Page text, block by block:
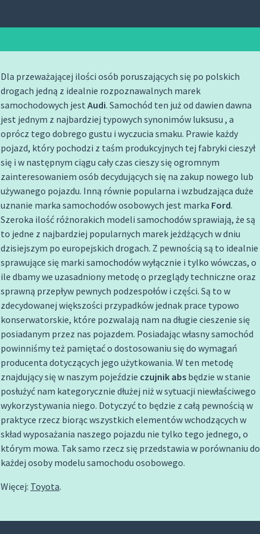
Dla przeważającej ilości osób poruszających się po polskich
drogach jedną z idealnie rozpoznawalnych marek
samochodowych jest Audi. Samochód ten już od dawien dawna
jest jednym z najbardziej typowych synonimów luksusu , a
oprócz tego dobrego gustu i wyczucia smaku. Prawie każdy
pojazd, który pochodzi z taśm produkcyjnych tej fabryki cieszył
się i w następnym ciągu cały czas cieszy się ogromnym
zainteresowaniem osób decydujących się na zakup nowego lub
używanego pojazdu. Inną równie popularna i wzbudzająca duże
uznanie marka samochodów osobowych jest marka Ford.
Szeroka ilość różnorakich modeli samochodów sprawiają, że są
to jedne z najbardziej popularnych marek jeżdżących w dniu
dzisiejszym po europejskich drogach. Z pewnością są to idealnie
sprawujące się marki samochodów wyłącznie i tylko wówczas, o
ile dbamy we uzasadniony metodę o przeglądy techniczne oraz
sprawną przepływ pewnych podzespołów i części. Są to w
zdecydowanej większości przypadków jednak prace typowo
konserwatorskie, które pozwalają nam na długie cieszenie się
posiadanym przez nas pojazdem. Posiadając własny samochód
powinniśmy też pamiętać o dostosowaniu się do wymagań
producenta dotyczących jego użytkowania. W ten metodę
znajdujący się w naszym pojeździe czujnik abs będzie w stanie
posłużyć nam kategorycznie dłużej niż w sytuacji niewłaściwego
wykorzystywania niego. Dotyczyć to będzie z całą pewnością w
praktyce rzecz biorąc wszystkich elementów wchodzących w
skład wyposażania naszego pojazdu nie tylko tego jednego, o
którym mowa. Tak samo rzecz się przedstawia w porównaniu do
każdej osoby modelu samochodu osobowego.
Więcej: Toyota.